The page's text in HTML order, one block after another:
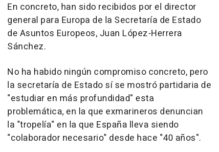
En concreto, han sido recibidos por el director
general para Europa de la Secretaría de Estado
de Asuntos Europeos, Juan López-Herrera
Sánchez.
No ha habido ningún compromiso concreto, pero
la secretaría de Estado sí se mostró partidaria de
"estudiar en más profundidad" esta
problemática, en la que exmarineros denuncian
la "tropelía" en la que España lleva siendo
"colaborador necesario" desde hace "40 años".